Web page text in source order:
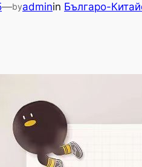
—byadminin Българо-